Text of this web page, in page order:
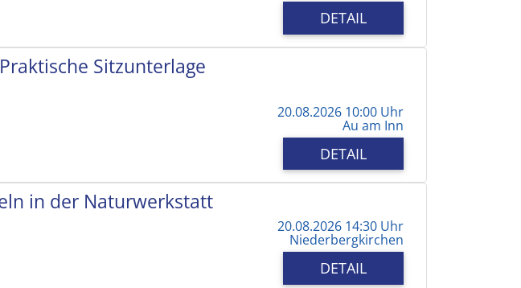
DETAIL
Sitzunterlage
20.08.2026 10:00 Uhr
Au am Inn
DETAIL
in der Naturwerkstatt
20.08.2026 14:30 Uhr
Niederbergkirchen
DETAIL